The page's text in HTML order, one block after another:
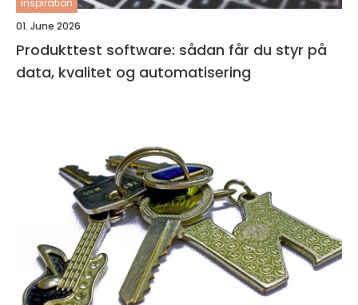
01. June 2026
Produkttest software: sådan får du styr på
data, kvalitet og automatisering